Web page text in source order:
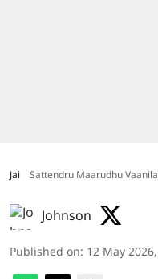
Jai Sattendru Maarudhu
Johnson
Published on: 12 May